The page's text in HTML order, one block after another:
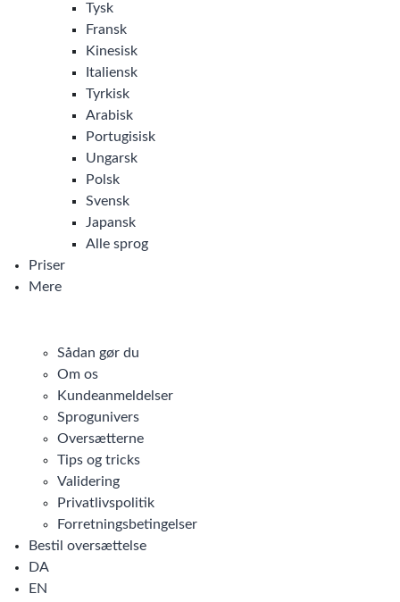
Tysk
Fransk
Kinesisk
Italiensk
Tyrkisk
Arabisk
Portugisisk
Ungarsk
Polsk
Svensk
Japansk
Alle sprog
Priser
Mere
Sådan gør du
Om os
Kundeanmeldelser
Sprogunivers
Oversætterne
Tips og tricks
Validering
Privatlivspolitik
Forretningsbetingelser
Bestil oversættelse
DA
EN